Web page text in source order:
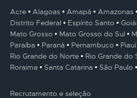
Acre
Alagoas Amapá Amazonas
Distrito Federal
Espírito Santo
Mato Grosso
Mato Grosso do Sul
Paraíba
Paraná Pernambuco Piauí
Rio Grande do Norte
Rio Grande do
Roraima
Santa Catarina São Paulo
Recrutamento e seleção